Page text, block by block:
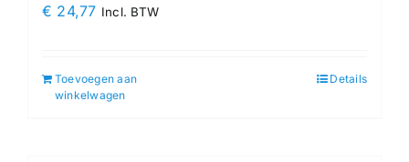
€ 24,77 Incl. BTW
Toevoegen aan
winkelwagen
Details